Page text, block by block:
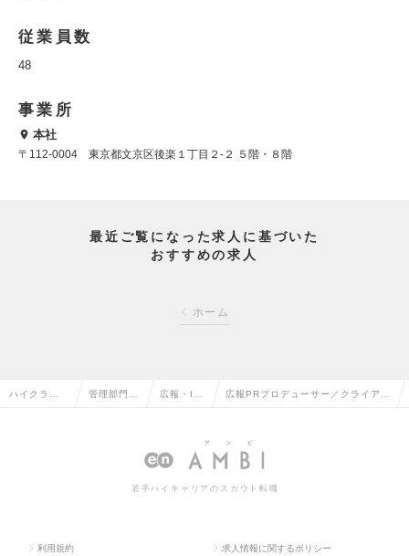
従業員数
48
事業所
本社
〒112-0004 東京都文京区後楽１丁目２-２ ５階・８階
最近ご覧になった求人に基づいた
おすすめの求人
ホーム
ハイクラス 管理部門系 広報・IR 広報PRプロデューサー／クライアン
若手ハイキャリアのスカウト転職
利用規約 求人情報に関するポリシー